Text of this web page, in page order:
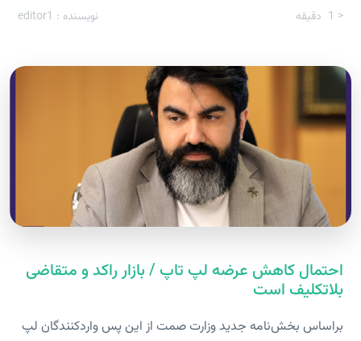
< 1 دقیقه نویسنده : editor1
احتمال کاهش عرضه لپ تاپ / بازار راکد و متقاضی
بلاتکلیف است
براساس بخش‌نامه جدید وزارت صمت از این پس واردکنندگان لپ